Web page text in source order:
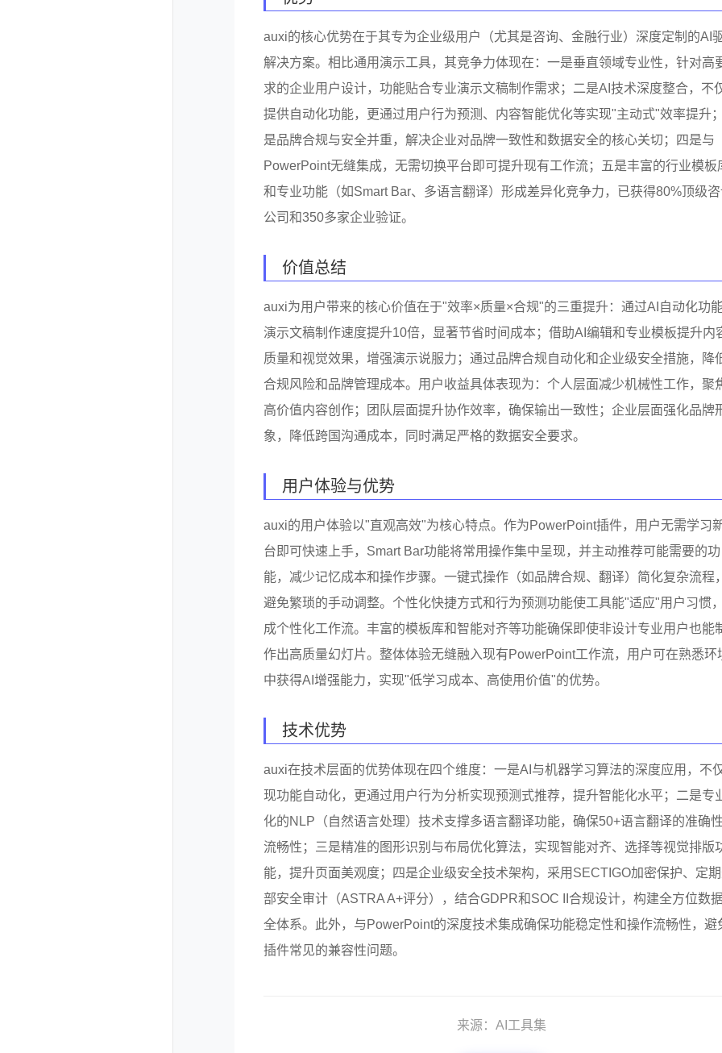
auxi的核心优势在于其专为企业级用户（尤其是咨询、金融行业）深度定制的AI
解决方案。相比通用演示工具，其竞争力体现在：一是垂直领域专业性，针对高
求的企业用户设计，功能贴合专业演示文稿制作需求；二是AI技术深度整合，不
提供自动化功能，更通过用户行为预测、内容智能优化等实现"主动式"效率提升
是品牌合规与安全并重，解决企业对品牌一致性和数据安全的核心关切；四是与
PowerPoint无缝集成，无需切换平台即可提升现有工作流；五是丰富的行业模板
和专业功能（如Smart Bar、多语言翻译）形成差异化竞争力，已获得80%顶级咨
公司和350多家企业验证。
价值总结
auxi为用户带来的核心价值在于"效率×质量×合规"的三重提升：通过AI自动化功
演示文稿制作速度提升10倍，显著节省时间成本；借助AI编辑和专业模板提升内
质量和视觉效果，增强演示说服力；通过品牌合规自动化和企业级安全措施，降
合规风险和品牌管理成本。用户收益具体表现为：个人层面减少机械性工作，聚
高价值内容创作；团队层面提升协作效率，确保输出一致性；企业层面强化品牌
象，降低跨国沟通成本，同时满足严格的数据安全要求。
用户体验与优势
auxi的用户体验以"直观高效"为核心特点。作为PowerPoint插件，用户无需学习
台即可快速上手，Smart Bar功能将常用操作集中呈现，并主动推荐可能需要的功
能，减少记忆成本和操作步骤。一键式操作（如品牌合规、翻译）简化复杂流程，
避免繁琐的手动调整。个性化快捷方式和行为预测功能使工具能"适应"用户习惯
成个性化工作流。丰富的模板库和智能对齐等功能确保即使非设计专业用户也能
作出高质量幻灯片。整体体验无缝融入现有PowerPoint工作流，用户可在熟悉环
中获得AI增强能力，实现"低学习成本、高使用价值"的优势。
技术优势
auxi在技术层面的优势体现在四个维度：一是AI与机器学习算法的深度应用，不
现功能自动化，更通过用户行为分析实现预测式推荐，提升智能化水平；二是专
化的NLP（自然语言处理）技术支撑多语言翻译功能，确保50+语言翻译的准确
流畅性；三是精准的图形识别与布局优化算法，实现智能对齐、选择等视觉排版
能，提升页面美观度；四是企业级安全技术架构，采用SECTIGO加密保护、定
部安全审计（ASTRA A+评分），结合GDPR和SOC II合规设计，构建全方位数
全体系。此外，与PowerPoint的深度技术集成确保功能稳定性和操作流畅性，避
插件常见的兼容性问题。
来源：AI工具集